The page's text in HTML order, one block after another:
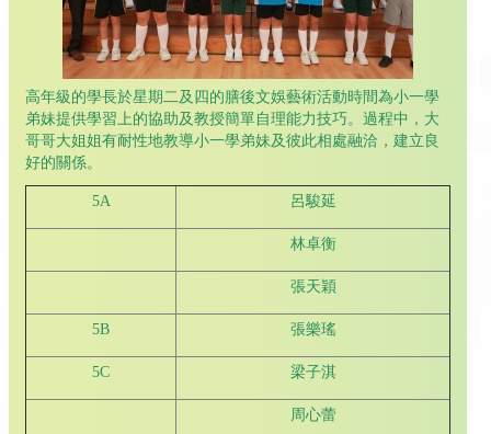
高年級的學長於星期二及四的膳後文娛藝術活動時間為小一學
弟妹提供學習上的協助及教授簡單自理能力技巧。過程中，大
哥哥大姐姐有耐性地教導小一學弟妹及彼此相處融洽，建立良
好的關係。
5A 呂駿延
林卓衡
張天穎
5B 張樂瑤
5C 梁子淇
周心蕾